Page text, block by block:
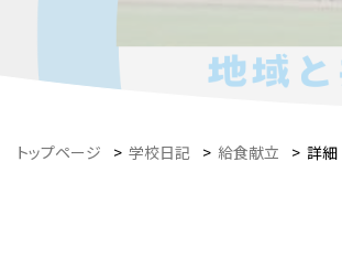
トップページ > 学校日記 > 給食献立 > 詳細